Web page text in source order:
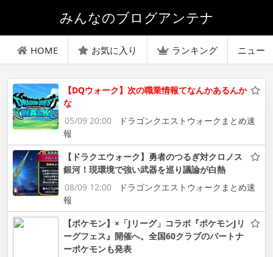
みんなのブログアンテナ
HOME お気に入り ランキング ニュー
【DQウォーク】次の職業情報てなんかあるんか
な
05/09 20:00
ドラゴンクエストウォークまとめ速
報
【ドラクエウォーク】勇者のつるぎ対クロノス
銀河！現環境で強い武器を巡り議論が白熱
08/09 12:00
ドラゴンクエストウォークまとめ速
報
【ポケモン】×「Jリーグ」コラボ『ポケモンJリ
ーグフェス』開催へ。全国60クラブのパートナ
ーポケモンも発表